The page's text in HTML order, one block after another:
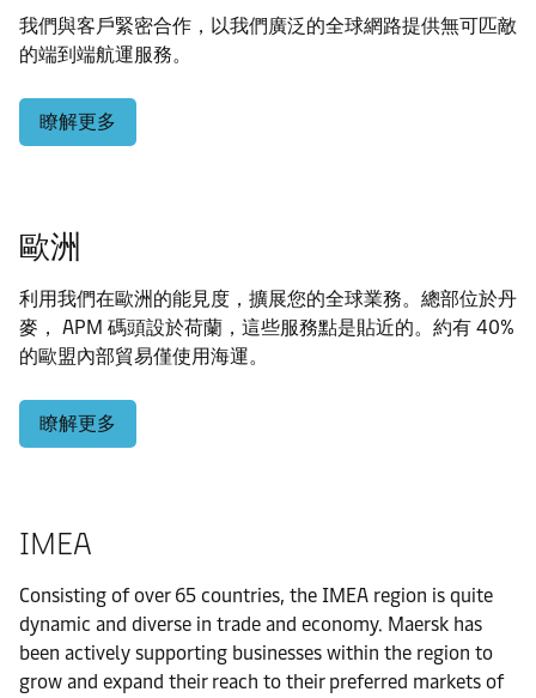
我們與客戶緊密合作，以我們廣泛的全球網路提供無可匹敵
的端到端航運服務。
瞭解更多
歐洲
利用我們在歐洲的能見度，擴展您的全球業務。總部位於丹
麥， APM 碼頭設於荷蘭，這些服務點是貼近的。約有 40%
的歐盟內部貿易僅使用海運。
瞭解更多
IMEA
Consisting of over 65 countries, the IMEA region is quite
dynamic and diverse in trade and economy. Maersk has
been actively supporting businesses within the region to
grow and expand their reach to their preferred markets of